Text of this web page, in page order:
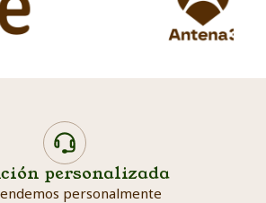
personalizada
personalmente